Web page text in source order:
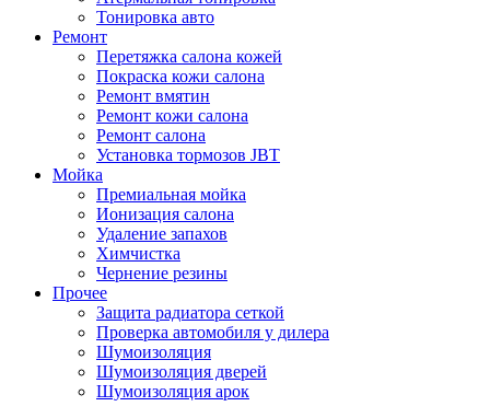
Тонировка авто
Ремонт
Перетяжка салона кожей
Покраска кожи салона
Ремонт вмятин
Ремонт кожи салона
Ремонт салона
Установка тормозов JBT
Мойка
Премиальная мойка
Ионизация салона
Удаление запахов
Химчистка
Чернение резины
Прочее
Защита радиатора сеткой
Проверка автомобиля у дилера
Шумоизоляция
Шумоизоляция дверей
Шумоизоляция арок